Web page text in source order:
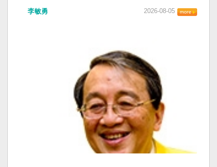
李敏勇 2026-08-05